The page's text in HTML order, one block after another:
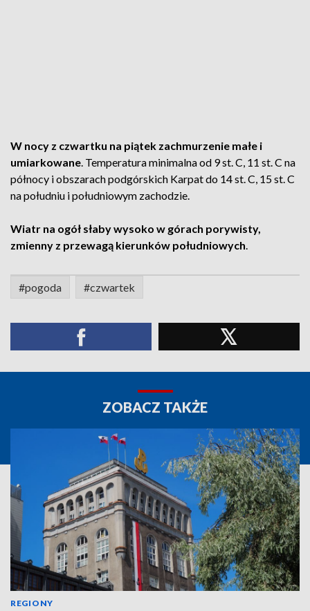
W nocy z czwartku na piątek zachmurzenie małe i
umiarkowane. Temperatura minimalna od 9 st. C, 11 st. C na
północy i obszarach podgórskich Karpat do 14 st. C, 15 st. C
na południu i południowym zachodzie.
Wiatr na ogół słaby wysoko w górach porywisty,
zmienny z przewagą kierunków południowych.
#pogoda #czwartek
ZOBACZ TAKŻE
REGIONY